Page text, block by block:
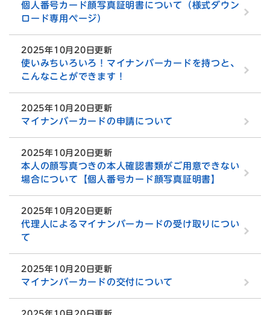
個人番号カード顔写真証明書について（様式ダウン
ロード専用ページ）
2025年10月20日更新
使いみちいろいろ！マイナンバーカードを持つと、
こんなことができます！
2025年10月20日更新
マイナンバーカードの申請について
2025年10月20日更新
本人の顔写真つきの本人確認書類がご用意できない
場合について【個人番号カード顔写真証明書】
2025年10月20日更新
代理人によるマイナンバーカードの受け取りについ
て
2025年10月20日更新
マイナンバーカードの交付について